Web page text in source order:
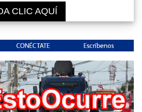
CLIC AQUÍ